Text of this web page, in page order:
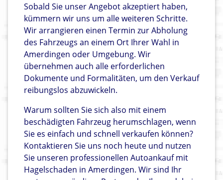
Sobald Sie unser Angebot akzeptiert haben,
kümmern wir uns um alle weiteren Schritte.
Wir arrangieren einen Termin zur Abholung
des Fahrzeugs an einem Ort Ihrer Wahl in
Amerdingen oder Umgebung. Wir
übernehmen auch alle erforderlichen
Dokumente und Formalitäten, um den Verkauf
reibungslos abzuwickeln.
Warum sollten Sie sich also mit einem
beschädigten Fahrzeug herumschlagen, wenn
Sie es einfach und schnell verkaufen können?
Kontaktieren Sie uns noch heute und nutzen
Sie unseren professionellen Autoankauf mit
Hagelschaden in Amerdingen. Wir sind Ihr